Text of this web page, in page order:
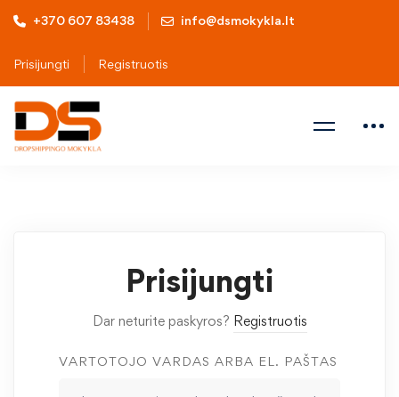
+370 607 83438 info@dsmokykla.lt
Prisijungti Registruotis
Prisijungti
Dar neturite paskyros? Registruotis
VARTOTOJO VARDAS ARBA EL. PAŠTAS